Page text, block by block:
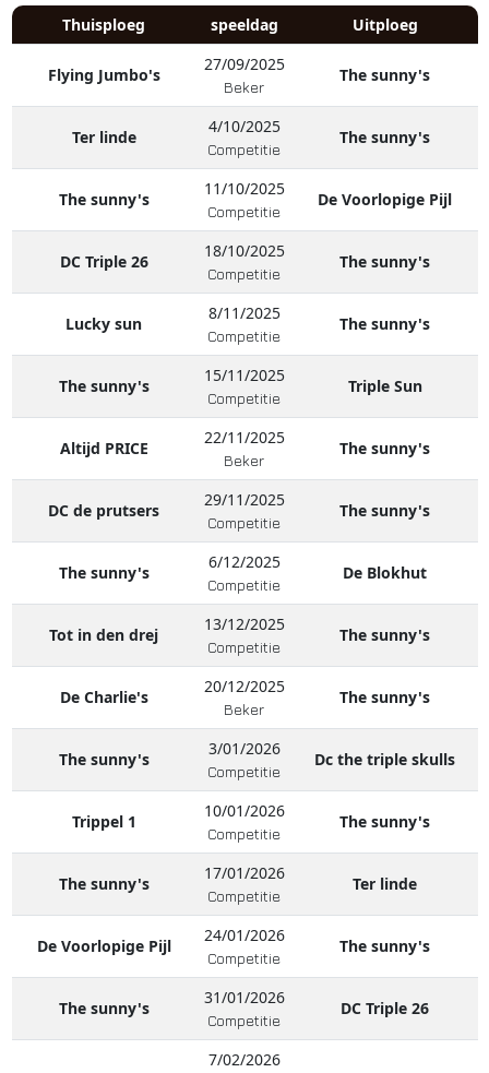
Thuisploeg speeldag Uitploeg
Flying Jumbo's
27/09/2025
Beker
The sunny's
Ter linde
4/10/2025
Competitie
The sunny's
The sunny's
11/10/2025
Competitie
De Voorlopige Pijl
DC Triple 26
18/10/2025
Competitie
The sunny's
Lucky sun
8/11/2025
Competitie
The sunny's
The sunny's
15/11/2025
Competitie
Triple Sun
Altijd PRICE
22/11/2025
Beker
The sunny's
DC de prutsers
29/11/2025
Competitie
The sunny's
The sunny's
6/12/2025
Competitie
De Blokhut
Tot in den drej
13/12/2025
Competitie
The sunny's
De Charlie's
20/12/2025
Beker
The sunny's
The sunny's
3/01/2026
Competitie
Dc the triple skulls
Trippel 1
10/01/2026
Competitie
The sunny's
The sunny's
17/01/2026
Competitie
Ter linde
De Voorlopige Pijl
24/01/2026
Competitie
The sunny's
The sunny's
31/01/2026
Competitie
DC Triple 26
7/02/2026